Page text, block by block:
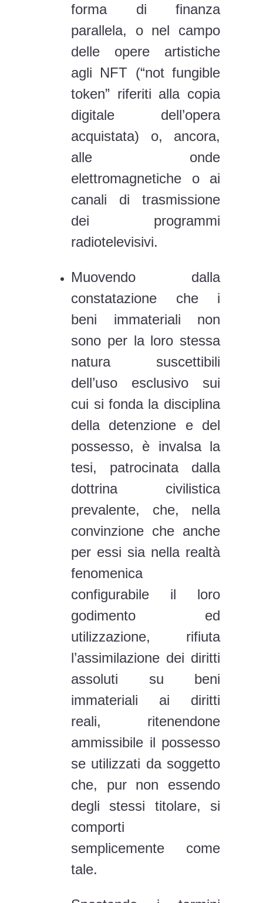
forma di finanza
parallela, o nel campo
delle opere artistiche
agli NFT (“not fungible
token” riferiti alla copia
digitale dell’opera
acquistata) o, ancora,
alle onde
elettromagnetiche o ai
canali di trasmissione
dei programmi
radiotelevisivi.
Muovendo dalla
constatazione che i
beni immateriali non
sono per la loro stessa
natura suscettibili
dell’uso esclusivo sui
cui si fonda la disciplina
della detenzione e del
possesso, è invalsa la
tesi, patrocinata dalla
dottrina civilistica
prevalente, che, nella
convinzione che anche
per essi sia nella realtà
fenomenica
configurabile il loro
godimento ed
utilizzazione, rifiuta
l’assimilazione dei diritti
assoluti su beni
immateriali ai diritti
reali, ritenendone
ammissibile il possesso
se utilizzati da soggetto
che, pur non essendo
degli stessi titolare, si
comporti
semplicemente come
tale.